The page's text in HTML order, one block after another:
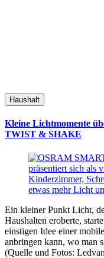
Haushalt
Kleine Lichtmomente
TWIST & SHAKE
Ein kleiner Punkt Licht,
Haushalten eroberte,
einstigen Idee einer
anbringen kann, wo man
(Quelle und Fotos: